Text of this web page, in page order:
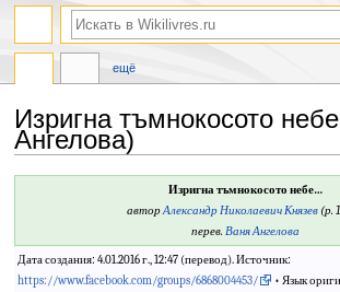
Изригна тъмнокосото
Ангелова)
Изригна тъмнокосото небе…
авторАлександр Николаевич Князев (р.
перев. Ваня Ангелова
Дата создания: 4.01.2016 г., 12:47 (перевод). Источник:
https://www.facebook.com/groups/6868004453/
• Язык
ещё